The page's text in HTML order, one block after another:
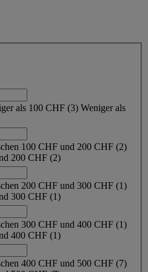
als 100 CHF (3) Weniger als
100 CHF und 200 CHF (2)
200 CHF (2)
200 CHF und 300 CHF (1)
300 CHF (1)
300 CHF und 400 CHF (1)
400 CHF (1)
400 CHF und 500 CHF (7)